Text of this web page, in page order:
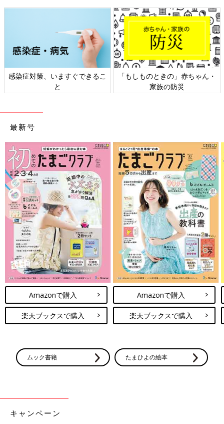
感染症対策、いますぐできるこ
と
「もしものときの」赤ちゃん・
家族の防災
最新号
Amazonで購入
楽天ブックスで購入
Amazonで購入
楽天ブックスで購入
ムック書籍 たまひよの絵本
キャンペーン